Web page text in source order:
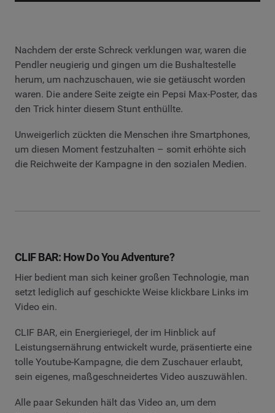
Nachdem der erste Schreck verklungen war, waren die
Pendler neugierig und gingen um die Bushaltestelle
herum, um nachzuschauen, wie sie getäuscht worden
waren. Die andere Seite zeigte ein Pepsi Max-Poster, das
den Trick hinter diesem Stunt enthüllte.
Unweigerlich zückten die Menschen ihre Smartphones,
um diesen Moment festzuhalten – somit erhöhte sich
die Reichweite der Kampagne in den sozialen Medien.
CLIF BAR: How Do You Adventure?
Hier bedient man sich keiner großen Technologie, man
setzt lediglich auf geschickte Weise klickbare Links im
Video ein.
CLIF BAR, ein Energieriegel, der im Hinblick auf
Leistungsernährung entwickelt wurde, präsentierte eine
tolle Youtube-Kampagne, die dem Zuschauer erlaubt,
sein eigenes, maßgeschneidertes Video auszuwählen.
Alle paar Sekunden hält das Video an, um dem